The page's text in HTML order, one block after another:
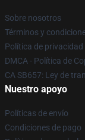
Sobre nosotros
Términos y
Política de privacidad
DMCA - Política de
CA SB657: Ley de
Nuestro apoyo
Políticas de envío
Condiciones de pago